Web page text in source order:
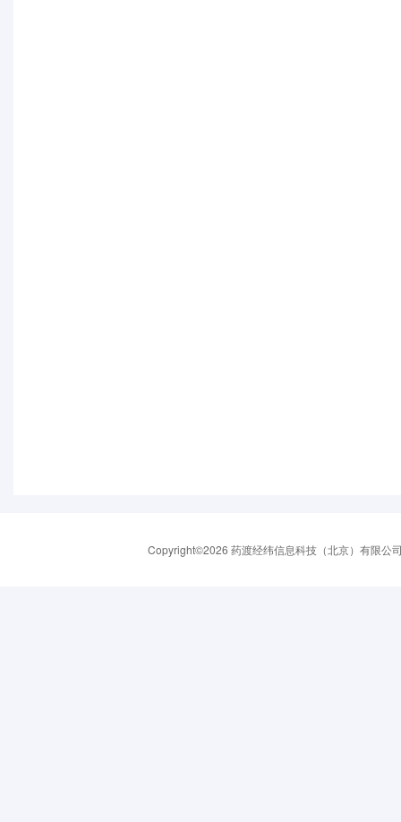
Copyright©2026 药渡经纬信息科技（北京）有限公